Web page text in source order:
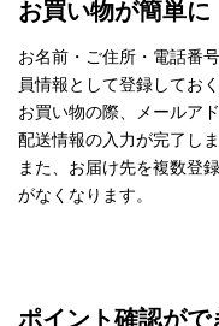
お買い物が簡単に
お名前・ご住所・電話番
員情報として登録しておく
お買い物の際、メールア
配送情報の入力が完了しま
また、お届け先を複数登
がなくなります。
ポイント確認がで